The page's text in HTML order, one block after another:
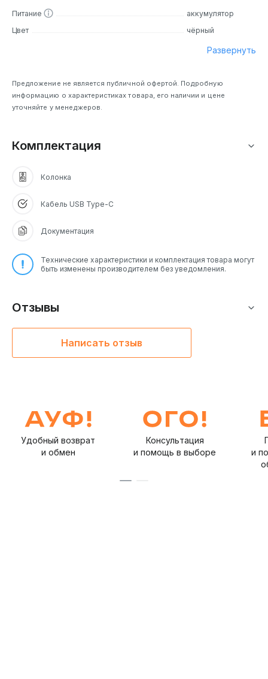
Питание
аккумулятор
Цвет
чёрный
Развернуть
Предложение не является публичной офертой. Подробную
информацию о характеристиках товара, его наличии и цене
уточняйте у менеджеров.
Комплектация
Колонка
Кабель USB Type-C
Документация
Технические характеристики и комплектация товара могут
быть изменены производителем без уведомления.
Отзывы
Написать отзыв
Удобный возврат
и обмен
Консультация
и помощь в выборе
и